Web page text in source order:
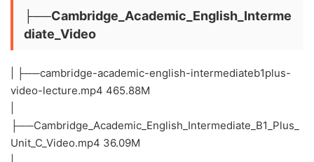
├──Cambridge_Academic_English_Interme
diate_Video
| ├──cambridge-academic-english-intermediateb1plus-
video-lecture.mp4 465.88M
├──Cambridge_Academic_English_Intermediate_B1_Plus_
Unit_C_Video.mp4 36.09M